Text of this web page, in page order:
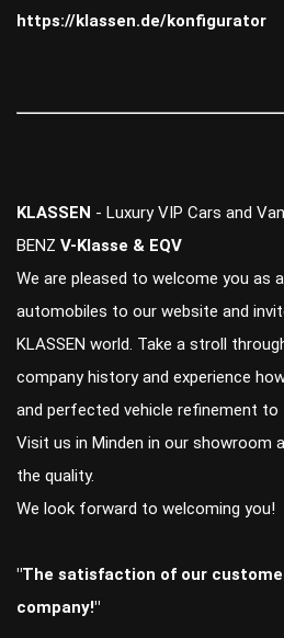
https://klassen.de/konfigurator
KLASSEN - Luxury VIP Cars and
BENZ V-Klasse & EQV
We are pleased to welcome you as
automobiles to our website and
KLASSEN world. Take a stroll
company history and experience
and perfected vehicle refinement to
Visit us in Minden in our showroom
the quality.
We look forward to welcoming you!
"The satisfaction of our
company!"